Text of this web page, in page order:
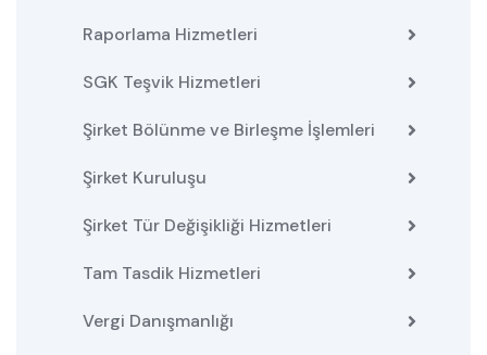
Raporlama Hizmetleri
SGK Teşvik Hizmetleri
Şirket Bölünme ve Birleşme İşlemleri
Şirket Kuruluşu
Şirket Tür Değişikliği Hizmetleri
Tam Tasdik Hizmetleri
Vergi Danışmanlığı